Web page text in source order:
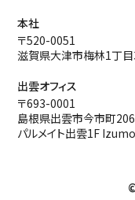
本社
〒520-0051
滋賀県大津市梅林1丁
出雲オフィス
〒693-0001
島根県出雲市今市町
パルメイト出雲1F